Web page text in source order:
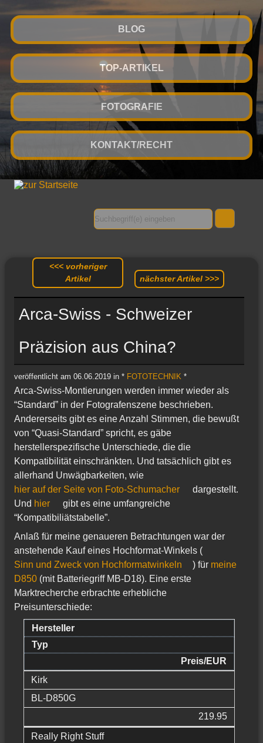
BLOG
TOP-ARTIKEL
FOTOGRAFIE
KONTAKT/RECHT
<<< vorheriger
Artikel
nächster Artikel >>>
Arca-Swiss - Schweizer
Präzision aus China?
veröffentlicht am 06.06.2019 in * FOTOTECHNIK *
Arca-Swiss-Montierungen werden immer wieder als
“Standard” in der Fotografenszene beschrieben.
Andererseits gibt es eine Anzahl Stimmen, die bewußt
von “Quasi-Standard” spricht, es gäbe
herstellerspezifische Unterschiede, die die
Kompatibilität einschränkten. Und tatsächlich gibt es
allerhand Unwägbarkeiten, wie
hier auf der Seite von Foto-Schumacher
dargestellt.
Und hier
gibt es eine umfangreiche
“Kompatibiliätstabelle”.
Anlaß für meine genaueren Betrachtungen war der
anstehende Kauf eines Hochformat-Winkels (
Sinn und Zweck von Hochformatwinkeln
) für meine
D850 (mit Batteriegriff MB-D18). Eine erste
Marktrecherche erbrachte erhebliche
Preisunterschiede:
Hersteller
Typ
Preis/EUR
Kirk
BL-D850G
219.95
Really Right Stuff